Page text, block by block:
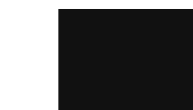
sia al Comune